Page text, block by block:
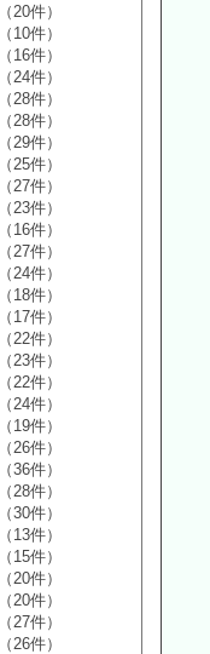
（20件）
（10件）
（16件）
（24件）
（28件）
（28件）
（29件）
（25件）
（27件）
（23件）
（16件）
（27件）
（24件）
（18件）
（17件）
（22件）
（23件）
（22件）
（24件）
（19件）
（26件）
（36件）
（28件）
（30件）
（13件）
（15件）
（20件）
（20件）
（27件）
（26件）